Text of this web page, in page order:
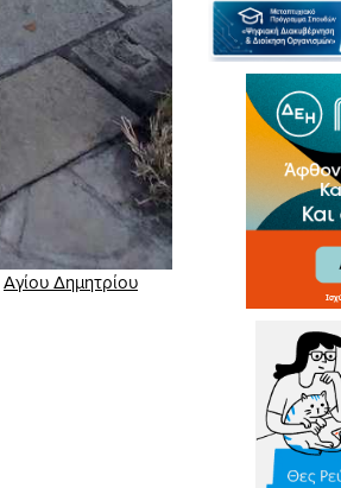
Αγίου Δημητρίου